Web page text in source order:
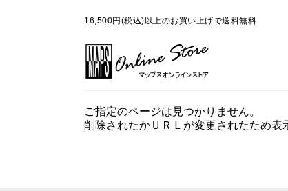
16,500円(税込)以上のお買い上げで送料無料
ご指定のページは見つかりません。
削除されたかＵＲＬが変更されたため表